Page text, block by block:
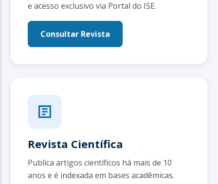
e acesso exclusivo via Portal do ISE.
Consultar Revista
Revista Científica
Publica artigos científicos há mais de 10
anos e é indexada em bases acadêmicas.